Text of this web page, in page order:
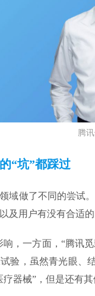
腾
“坑”都踩过
域做了不同的尝试
及用户有没有合适
，一方面，“腾讯
验，虽然青光眼、
器械”，但是还有